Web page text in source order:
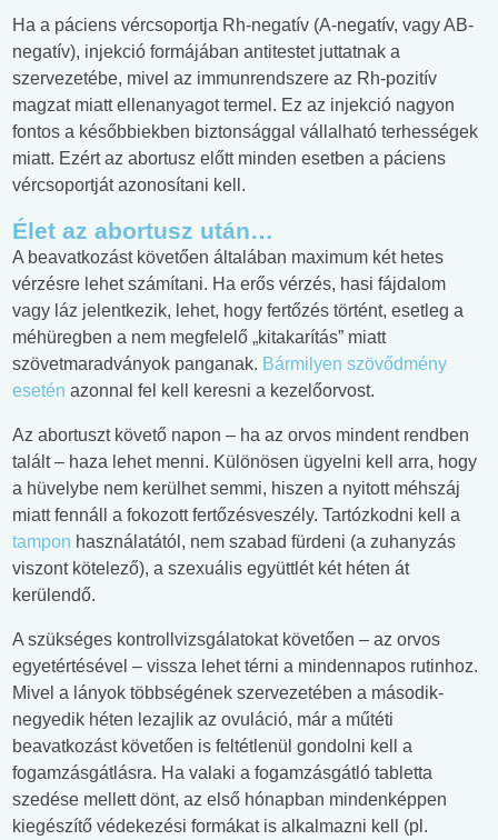
Ha a páciens vércsoportja Rh-negatív (A-negatív, vagy AB-
negatív), injekció formájában antitestet juttatnak a
szervezetébe, mivel az immunrendszere az Rh-pozitív
magzat miatt ellenanyagot termel. Ez az injekció nagyon
fontos a későbbiekben biztonsággal vállalható terhességek
miatt. Ezért az abortusz előtt minden esetben a páciens
vércsoportját azonosítani kell.
Élet az abortusz után…
A beavatkozást követően általában maximum két hetes
vérzésre lehet számítani. Ha erős vérzés, hasi fájdalom
vagy láz jelentkezik, lehet, hogy fertőzés történt, esetleg a
méhüregben a nem megfelelő „kitakarítás” miatt
szövetmaradványok panganak. Bármilyen szövődmény
esetén azonnal fel kell keresni a kezelőorvost.
Az abortuszt követő napon – ha az orvos mindent rendben
talált – haza lehet menni. Különösen ügyelni kell arra, hogy
a hüvelybe nem kerülhet semmi, hiszen a nyitott méhszáj
miatt fennáll a fokozott fertőzésveszély. Tartózkodni kell a
tampon használatától, nem szabad fürdeni (a zuhanyzás
viszont kötelező), a szexuális együttlét két héten át
kerülendő.
A szükséges kontrollvizsgálatokat követően – az orvos
egyetértésével – vissza lehet térni a mindennapos rutinhoz.
Mivel a lányok többségének szervezetében a második-
negyedik héten lezajlik az ovuláció, már a műtéti
beavatkozást követően is feltétlenül gondolni kell a
fogamzásgátlásra. Ha valaki a fogamzásgátló tabletta
szedése mellett dönt, az első hónapban mindenképpen
kiegészítő védekezési formákat is alkalmazni kell (pl.